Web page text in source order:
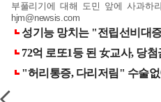
부풀리기에 대해 도민 앞에 사과하
hjm@newsis.com